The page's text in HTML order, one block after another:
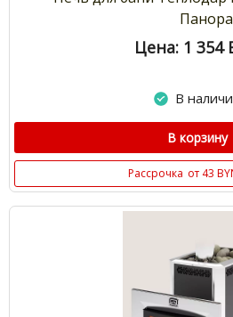
Цена: 1 354
В
В корзину
Рассрочка от 43